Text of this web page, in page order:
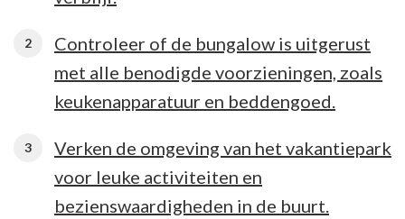
Controleer of de bungalow is uitgerust
met alle benodigde voorzieningen, zoals
keukenapparatuur en beddengoed.
Verken de omgeving van het vakantiepark
voor leuke activiteiten en
bezienswaardigheden in de buurt.